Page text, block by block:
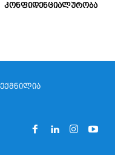
ᲙᲝᲜᲤᲘᲓᲔᲜᲪᲘᲐᲚᲣᲠᲝᲑᲐ